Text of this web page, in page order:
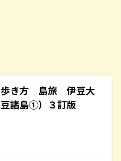
き方 島旅 伊豆大
諸島①）３訂版